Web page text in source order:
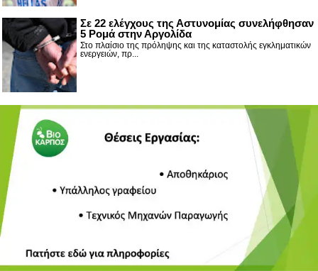
Σε 22 ελέγχους της Αστυνομίας συνελήφθησαν
5 Ρομά στην Αργολίδα
Στο πλαίσιο της πρόληψης και της καταστολής εγκληματικών
ενεργειών, πρ...